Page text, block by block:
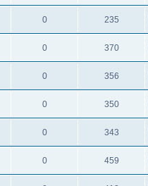
0 235
0 370
0 356
0 350
0 343
0 459